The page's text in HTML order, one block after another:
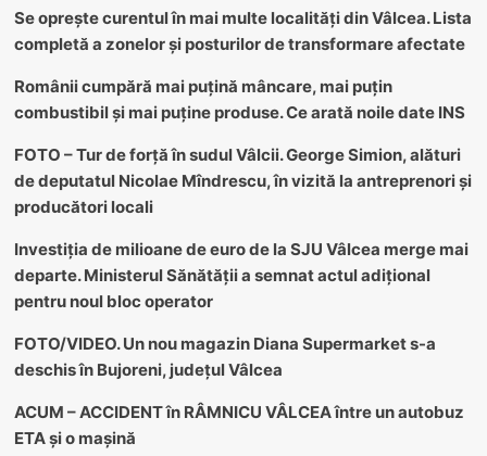
Se oprește curentul în mai multe localități din Vâlcea. Lista
completă a zonelor și posturilor de transformare afectate
Românii cumpără mai puțină mâncare, mai puțin
combustibil și mai puține produse. Ce arată noile date INS
FOTO – Tur de forță în sudul Vâlcii. George Simion, alături
de deputatul Nicolae Mîndrescu, în vizită la antreprenori și
producători locali
Investiția de milioane de euro de la SJU Vâlcea merge mai
departe. Ministerul Sănătății a semnat actul adițional
pentru noul bloc operator
FOTO/VIDEO. Un nou magazin Diana Supermarket s-a
deschis în Bujoreni, județul Vâlcea
ACUM – ACCIDENT în RÂMNICU VÂLCEA între un autobuz
ETA și o mașină